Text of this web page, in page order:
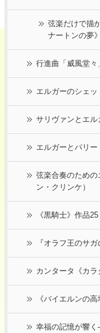
弦楽だけで描
ナートンの夢
行進曲「威風堂々
エルガーのシェッ
サリヴァンとエル
エルガーとパリー
弦楽合奏のため
ン・クリンケ）
《黒騎士》作品
『オラフ王のサガ
カンタータ《カ
《バイエルンの
幸福の記憶が響